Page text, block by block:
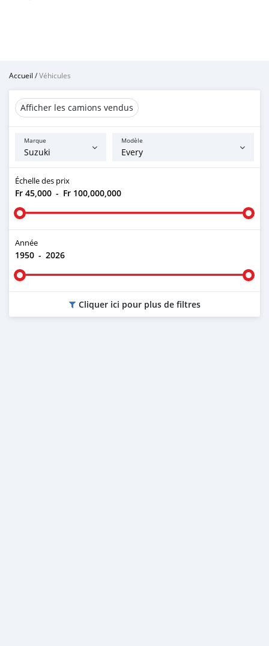
Accueil /Véhicules
Afficher les camions vendus
Marque Modèle
Échelle des prix
Fr 45,000 - Fr 100,000,000
Année
1950 - 2026
Cliquer ici pour plus de filtres